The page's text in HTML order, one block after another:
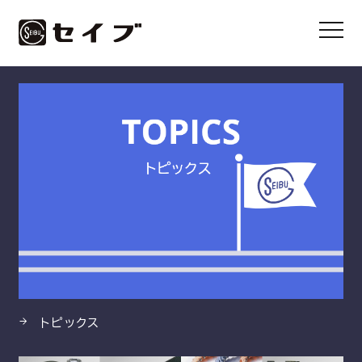
HOME 製品 編上式食品用スチームホース
トピックス